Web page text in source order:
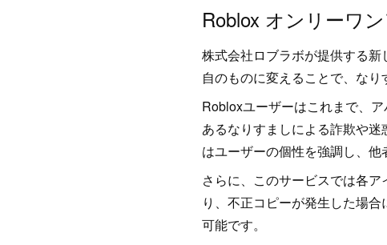
Roblox オンリーワ
株式会社ロブラボが提供する
自のものに変えることで、なり
Robloxユーザーはこれまで、
あるなりすましによる詐欺や
はユーザーの個性を強調し、他
さらに、このサービスでは各
り、不正コピーが発生した場
可能です。